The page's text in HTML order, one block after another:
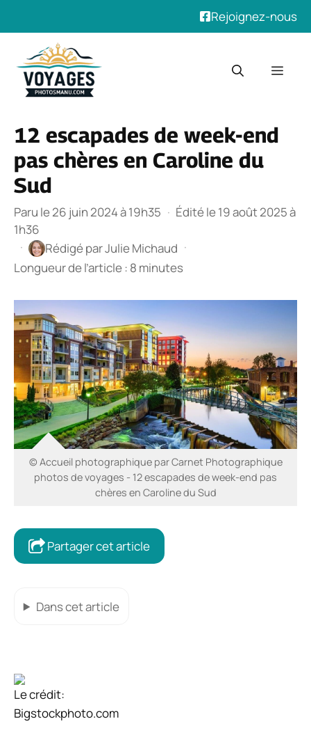
Rejoignez-nous
contenu
12 escapades de week-end
pas chères en Caroline du
Sud
Paru le 26 juin 2024 à 19h35 · Édité le 19 août 2025 à
1h36
·
Rédigé parJulie Michaud ·
Longueur de l’article : 8 minutes
© Accueil photographique par Carnet Photographique
photos de voyages - 12 escapades de week-end pas
chères en Caroline du Sud
Partager cet article
Dans cet article
Le crédit:
Bigstockphoto.com